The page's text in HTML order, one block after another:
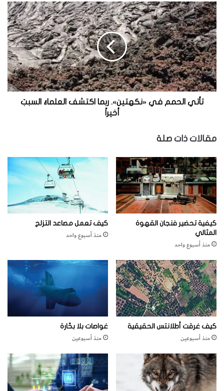
ت
أ
ت
ي
ا
ل
ح
م
م
ك
ت
ي
ن
»
.
ر
ب
م
ا
ا
ك
ت
ش
ف
ا
ل
ع
ل
م
ا
ءُ
ا
تأتي الحمم في «نكهتين». ربما اكتشف العلماءُ السببَ
أخيراً
مقالات ذات صلة
كيفية تحضير فنجان القهوة
المثالي
منذ أسبوع واحد
كيف تعمل مصاعد التزلج
منذ أسبوع واحد
كيف غرقت أطلانتس الحقيقية
منذ أسبوعين
غواصات بلا بحّارة
منذ أسبوعين